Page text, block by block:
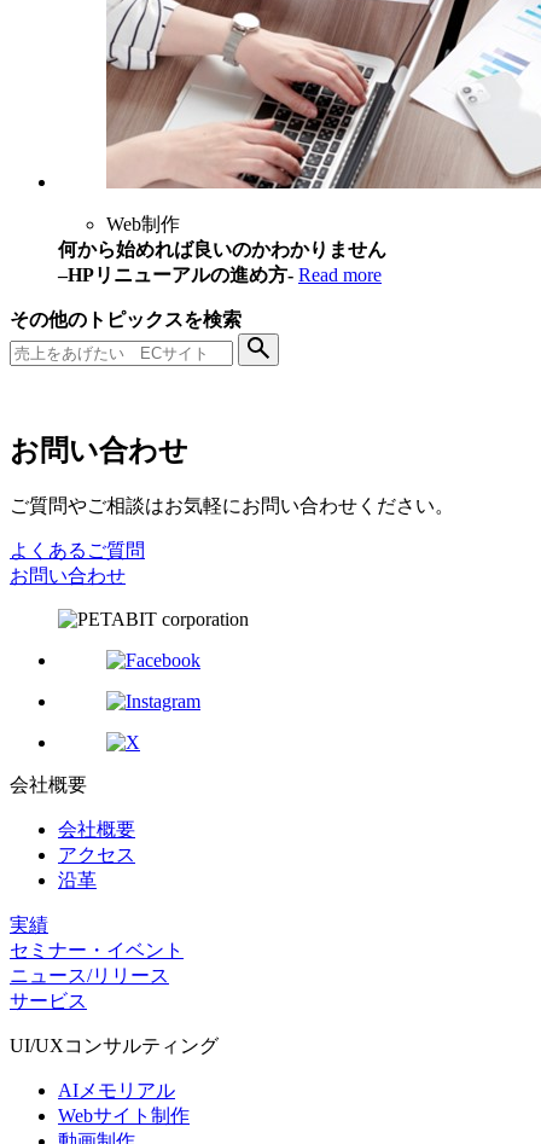
Web制作
何から始めれば良いのかわかりません
–HPリニューアルの進め方- Read more
その他のトピックスを検索
お問い合わせ
ご質問やご相談はお気軽にお問い合わせください。
よくあるご質問
お問い合わせ
会社概要
会社概要
アクセス
沿革
実績
セミナー・イベント
ニュース/リリース
サービス
UI/UXコンサルティング
AIメモリアル
Webサイト制作